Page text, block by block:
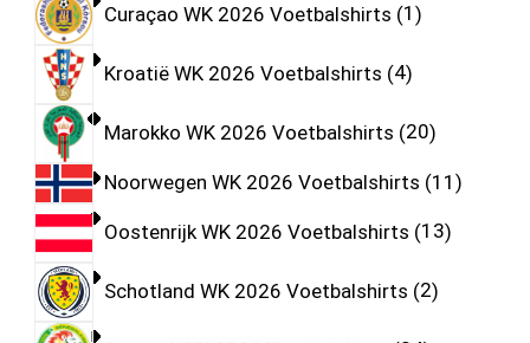
Curaçao WK 2026 Voetbalshirts 1
Kroatië WK 2026 Voetbalshirts 4
Marokko WK 2026 Voetbalshirts 20
Noorwegen WK 2026 Voetbalshirts 11
Oostenrijk WK 2026 Voetbalshirts 13
Schotland WK 2026 Voetbalshirts 2